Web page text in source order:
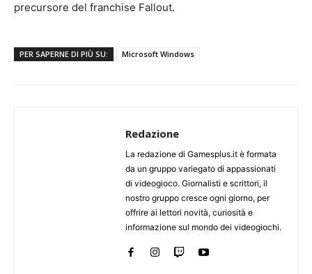
precursore del franchise Fallout.
PER SAPERNE DI PIÙ SU: Microsoft Windows
Redazione
La redazione di Gamesplus.it è formata
da un gruppo variegato di appassionati
di videogioco. Giornalisti e scrittori, il
nostro gruppo cresce ogni giorno, per
offrire ai lettori novità, curiosità e
informazione sul mondo dei videogiochi.